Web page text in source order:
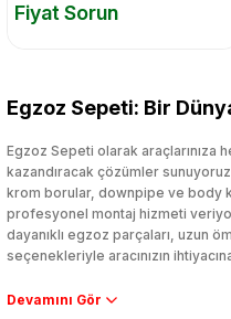
Fiyat Sorun
Egzoz Sepeti: Bir
Egzoz Sepeti olarak araçlarınıza
kazandıracak çözümler
krom borular, downpipe ve body
profesyonel montaj hizmeti
dayanıklı egzoz parçaları, uzun
seçenekleriyle aracınızın
Performans artışı isteyen